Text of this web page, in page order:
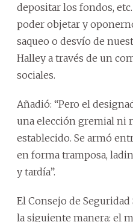
depositar los fondos,
poder objetar y
saqueo o desvío de
Halley a través de un
sociales.
Añadió: “Pero el
una elección gremial ni
establecido. Se armó
en forma tramposa,
y tardía”.
El Consejo de
la siguiente manera: el